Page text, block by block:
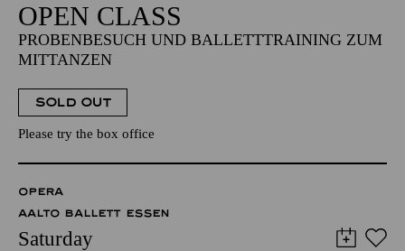
OPEN CLASS
PROBENBESUCH UND BALLETTTRAINING ZUM
MITTANZEN
SOLD OUT
Please try the box office
OPERA
AALTO BALLETT ESSEN
Saturday